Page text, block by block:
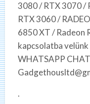
3080 / RTX 3070 /
RTX 3060 /
6850 XT / Radeon
kapcsolatba
WHATSAPP
.